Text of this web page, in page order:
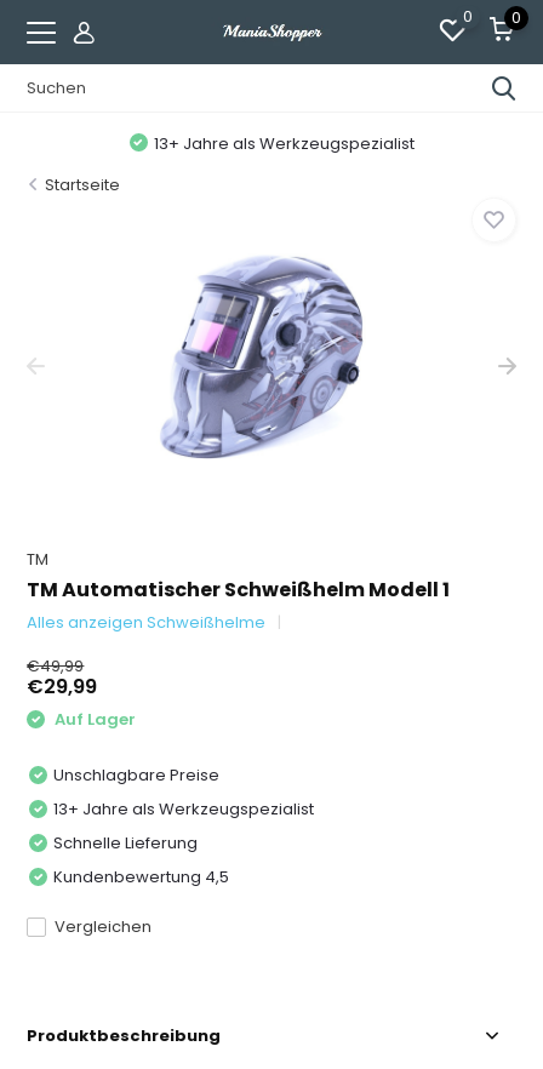
0 0
13+ Jahre als Werkzeugspezialist
Startseite
TM
TM Automatischer Schweißhelm Modell 1
Alles anzeigen Schweißhelme
€49,99
€29,99
Auf Lager
Unschlagbare Preise
13+ Jahre als Werkzeugspezialist
Schnelle Lieferung
Kundenbewertung 4,5
Vergleichen
Produktbeschreibung